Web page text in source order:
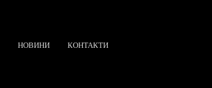
НОВИНИ КОНТАКТИ